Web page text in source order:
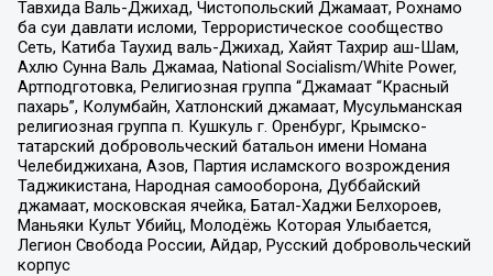
Тавхида Валь-Джихад, Чистопольский Джамаат, Рохнамо
ба суи давлати исломи, Террористическое сообщество
Сеть, Катиба Таухид валь-Джихад, Хайят Тахрир аш-Шам,
Ахлю Сунна Валь Джамаа, National Socialism/White Power,
Артподготовка, Религиозная группа “Джамаат “Красный
пахарь”, Колумбайн, Хатлонский джамаат, Мусульманская
религиозная группа п. Кушкуль г. Оренбург, Крымско-
татарский добровольческий батальон имени Номана
Челебиджихана, Азов, Партия исламского возрождения
Таджикистана, Народная самооборона, Дуббайский
джамаат, московская ячейка, Батал-Хаджи Белхороев,
Маньяки Культ Убийц, Молодёжь Которая Улыбается,
Легион Свобода России, Айдар, Русский добровольческий
корпус